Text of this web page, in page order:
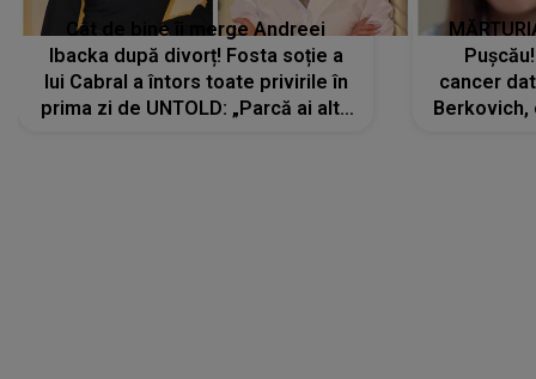
Cât de bine îi merge Andreei
Ibacka după divorț! Fosta soție a
lui Cabral a întors toate privirile în
prima zi de UNTOLD: „Parcă ai altă
cancer
Berkovich,